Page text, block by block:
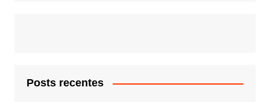
Posts recentes